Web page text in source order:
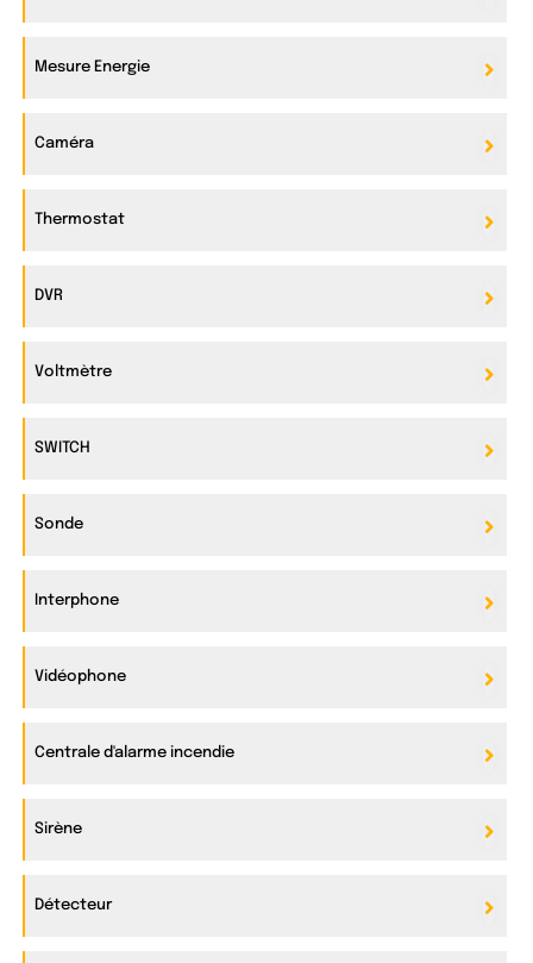
Mesure Energie
Caméra
Thermostat
DVR
Voltmètre
SWITCH
Sonde
Interphone
Vidéophone
Centrale d'alarme incendie
Sirène
Détecteur